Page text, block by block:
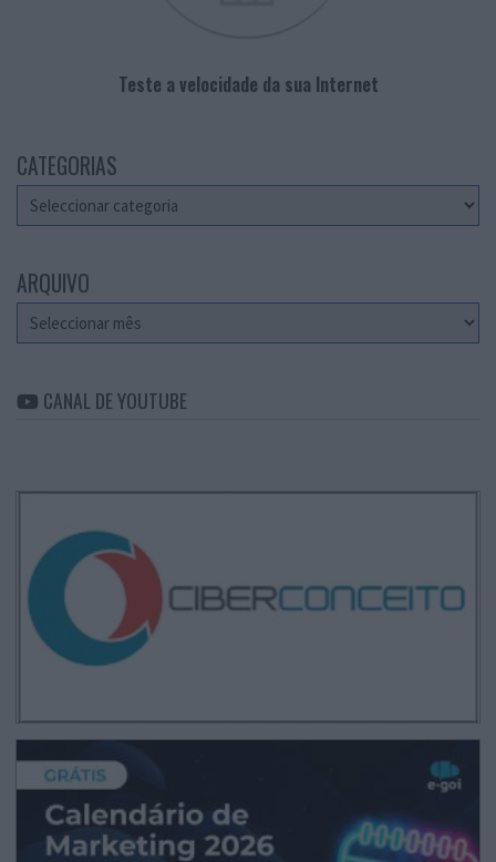
Teste a velocidade da sua Internet
CATEGORIAS
Categorias
ARQUIVO
Arquivo
CANAL DE YOUTUBE